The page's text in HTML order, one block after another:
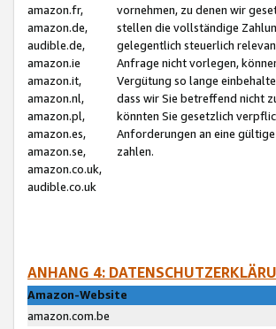
amazon.fr,
amazon.de,
audible.de,
amazon.ie
amazon.it,
amazon.nl,
amazon.pl,
amazon.es,
amazon.se,
amazon.co.uk,
audible.co.uk
vornehmen, zu denen wir
stellen die vollständige
gelegentlich steuerlich
Anfrage nicht vorlegen,
Vergütung so lange
dass wir Sie betreffend nicht
könnten Sie gesetzlich
Anforderungen an eine
zahlen.
ANHANG 4:
Amazon-Website
amazon.com.be